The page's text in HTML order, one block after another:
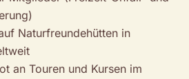
Naturfreundehütten in
an Touren und Kursen im